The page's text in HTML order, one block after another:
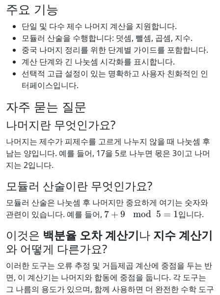
주요 기능
단일 및 다수 제수 나머지 계산을 지원합니다.
모듈러 산술을 수행합니다: 덧셈, 뺄셈, 곱셈, 지수.
중국 나머지 정리를 위한 단계별 가이드를 포함합니다.
계산 단계와 긴 나눗셈 시각화를 표시합니다.
선택적 고급 설정이 있는 명확하고 사용자 친화적인 인
터페이스입니다.
자주 묻는 질문
나머지란 무엇인가요?
나머지는 제수가 피제수를 고르게 나누지 않을 때 나눗셈 후
남는 양입니다. 예를 들어, 17을 5로 나누면 몫은 3이고 나머
지는 2입니다.
모듈러 산술이란 무엇인가요?
모듈러 산술은 나눗셈 후 나머지만 중요하게 여기는 숫자와
관련이 있습니다. 예를 들어,
7+9mod5=1
입니다.
이것은 백분율 오차 계산기나 지수 계산기
와 어떻게 다른가요?
이러한 도구는 오류 추정 및 거듭제곱 계산에 중점을 두는 반
면, 이 계산기는 나머지와 합동에 중점을 둡니다. 각 도구는
그 나름의 용도가 있으며, 함께 사용하면 더 완전한 수학 도구